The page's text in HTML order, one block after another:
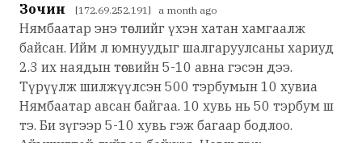
Зочин [172.69.252.191] a month ago
Нямбаатар энэ төслийг үхэн хатан хамгаалж
байсан. Ийм л юмнуудыг шалгаруулсаны хариуд
2.3 их наядын төсвийн 5-10 авна гэсэн дээ.
Түрүүлж шилжүүлсэн 500 тэрбумын 10 хувиа
Нямбаатар авсан байгаа. 10 хувь нь 50 тэрбум ш
тэ. Би зүгээр 5-10 хувь гэж багаар бодлоо.